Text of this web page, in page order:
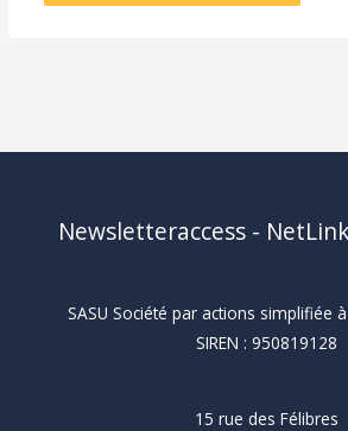
Newsletteraccess -
SASU Société par actions simplifiée
SIREN : 950819128
15 rue des Félibres